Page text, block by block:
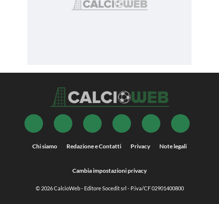
Chi siamo Redazione e Contatti Privacy Note legali
Cambia impostazioni privacy
© 2026CalcioWeb- Editore Socedit srl - P.iva/CF 02901400800